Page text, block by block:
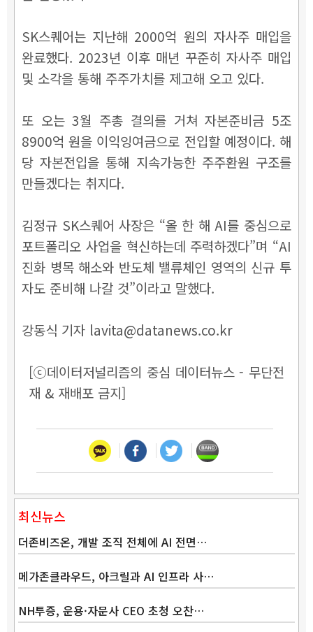
SK스퀘어는 지난해 2000억 원의 자사주 매입을
완료했다. 2023년 이후 매년 꾸준히 자사주 매입
및 소각을 통해 주주가치를 제고해 오고 있다.
또 오는 3월 주총 결의를 거쳐 자본준비금 5조
8900억 원을 이익잉여금으로 전입할 예정이다. 해
당 자본전입을 통해 지속가능한 주주환원 구조를
만들겠다는 취지다.
김정규 SK스퀘어 사장은 “올 한 해 AI를 중심으로
포트폴리오 사업을 혁신하는데 주력하겠다”며 “AI
진화 병목 해소와 반도체 밸류체인 영역의 신규 투
자도 준비해 나갈 것”이라고 말했다.
강동식 기자 lavita@datanews.co.kr
[ⓒ데이터저널리즘의 중심 데이터뉴스 - 무단전
재 & 재배포 금지]
최신뉴스
더존비즈온, 개발 조직 전체에 AI 전면…
메가존클라우드, 아크릴과 AI 인프라 사…
NH투증, 운용·자문사 CEO 초청 오찬…